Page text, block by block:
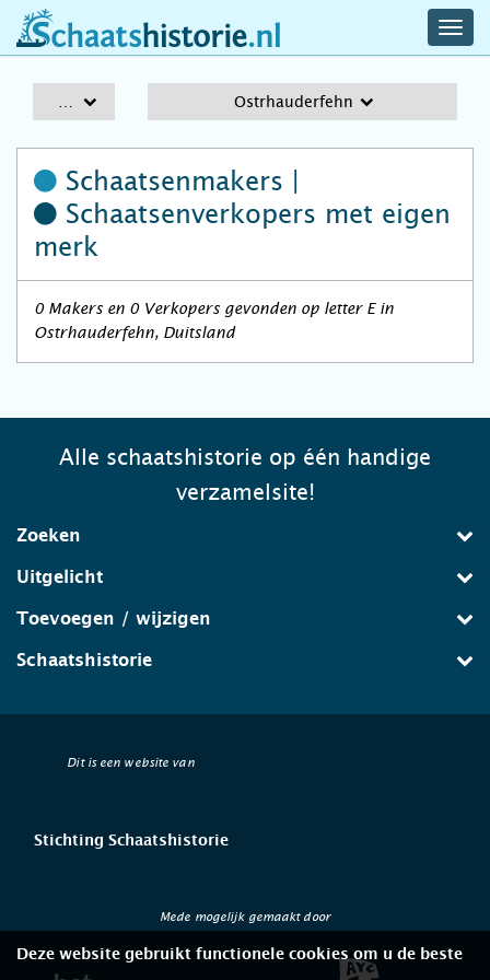
schaatshistorie.nl
Ostrhauderfehn
Schaatsenmakers |
Schaatsenverkopers met eigen
merk
0 Makers en 0 Verkopers gevonden op letter E in
Ostrhauderfehn, Duitsland
Alle schaatshistorie op één handige
verzamelsite!
Zoeken
Uitgelicht
Toevoegen / wijzigen
Schaatshistorie
Dit is een website van
Stichting Schaatshistorie
Mede mogelijk gemaakt door
Deze website gebruikt functionele cookies om u de beste